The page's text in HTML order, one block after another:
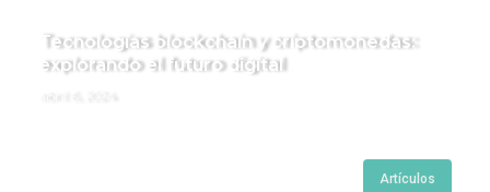
Tecnologías blockchain y criptomonedas:
explorando el futuro digital
Artículos